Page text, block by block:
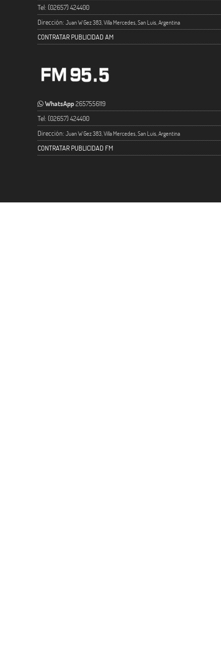
Tel: (02657) 424400
Dirección: Juan W Gez 383, Villa Mercedes, San Luis, Argentina
CONTRATAR PUBLICIDAD AM
WhatsApp2657556119
Tel: (02657) 424400
Dirección: Juan W Gez 383, Villa Mercedes, San Luis, Argentina
CONTRATAR PUBLICIDAD FM